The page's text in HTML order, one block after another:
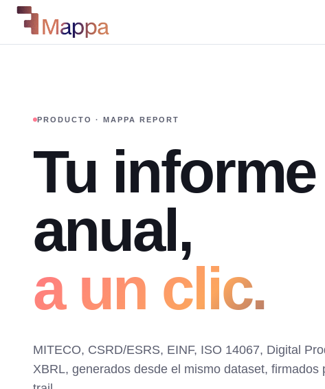
PRODUCTO · MAPPA REPORT
Tu informe
anual,
a un clic.
MITECO, CSRD/ESRS, EINF, ISO 14067, Digital
XBRL, generados desde el mismo dataset, firmados